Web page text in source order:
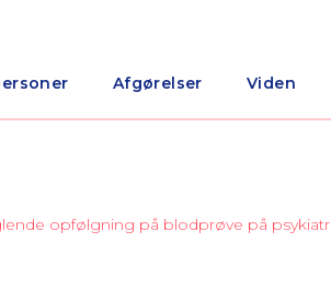
Afgørelser Viden
opfølgning på blodprøve på